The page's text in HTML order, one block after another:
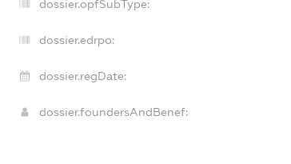
dossier.opfSubType:
dossier.edrpo:
dossier.regDate:
dossier.foundersAndBenef: